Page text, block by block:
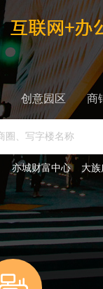
创意园区 商
亦城财富中心 大